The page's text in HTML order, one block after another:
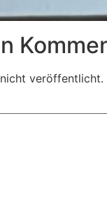
veröffentlicht.